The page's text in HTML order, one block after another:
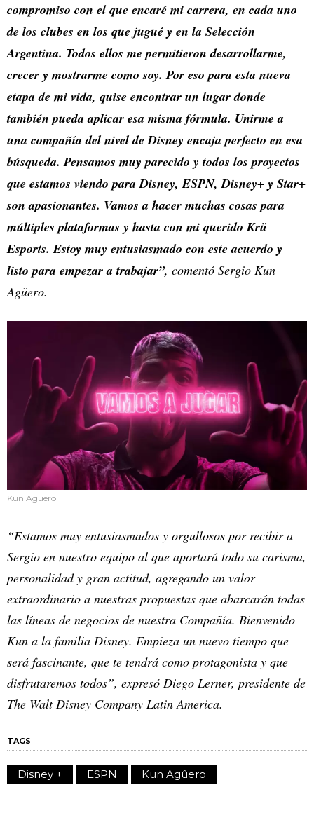
compromiso con el que encaré mi carrera, en cada uno
de los clubes en los que jugué y en la Selección
Argentina. Todos ellos me permitieron desarrollarme,
crecer y mostrarme como soy. Por eso para esta nueva
etapa de mi vida, quise encontrar un lugar donde
también pueda aplicar esa misma fórmula. Unirme a
una compañía del nivel de Disney encaja perfecto en esa
búsqueda. Pensamos muy parecido y todos los proyectos
que estamos viendo para Disney, ESPN, Disney+ y Star+
son apasionantes. Vamos a hacer muchas cosas para
múltiples plataformas y hasta con mi querido Krü
Esports. Estoy muy entusiasmado con este acuerdo y
listo para empezar a trabajar”, comentó Sergio Kun
Agüero.
Kun Agüero
“Estamos muy entusiasmados y orgullosos por recibir a
Sergio en nuestro equipo al que aportará todo su carisma,
personalidad y gran actitud, agregando un valor
extraordinario a nuestras propuestas que abarcarán todas
las líneas de negocios de nuestra Compañía. Bienvenido
Kun a la familia Disney. Empieza un nuevo tiempo que
será fascinante, que te tendrá como protagonista y que
disfrutaremos todos”, expresó Diego Lerner, presidente de
The Walt Disney Company Latin America.
TAGS
Disney + ESPN Kun Agûero